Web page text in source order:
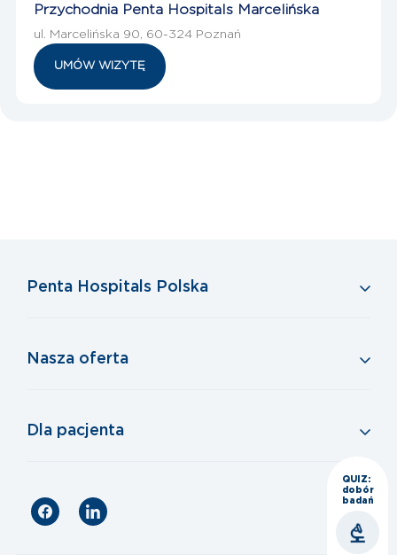
Przychodnia Penta Hospitals Marcelińska
ul. Marcelińska 90, 60-324 Poznań
UMÓW WIZYTĘ
Penta Hospitals Polska
Nasza oferta
Dla pacjenta
QUIZ:
dobór
badań